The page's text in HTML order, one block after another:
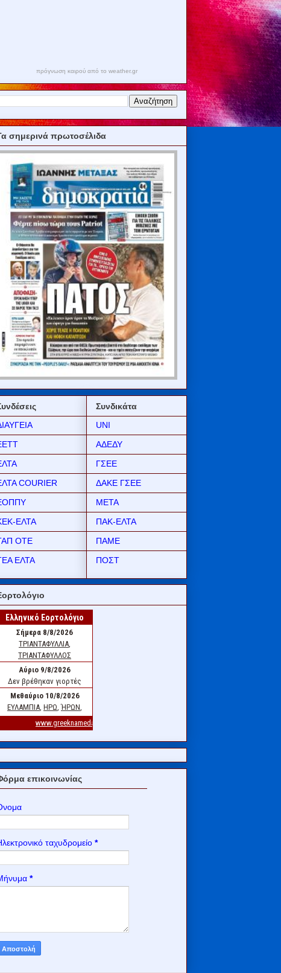
πρόγνωση καιρού από το weather.gr
σημερινά πρωτοσέλιδα
COURIER
ΕΛΤΑ
ΟΤΕ
ΕΛΤΑ
Συνδικάτα
UNI
ΑΔΕΔΥ
ΓΣΕΕ
ΔΑΚΕ ΓΣΕΕ
ΜΕΤΑ
ΠΑΚ-ΕΛΤΑ
ΠΑΜΕ
ΠΟΣΤ
επικοινωνίας
ταχυδρομείο *
*